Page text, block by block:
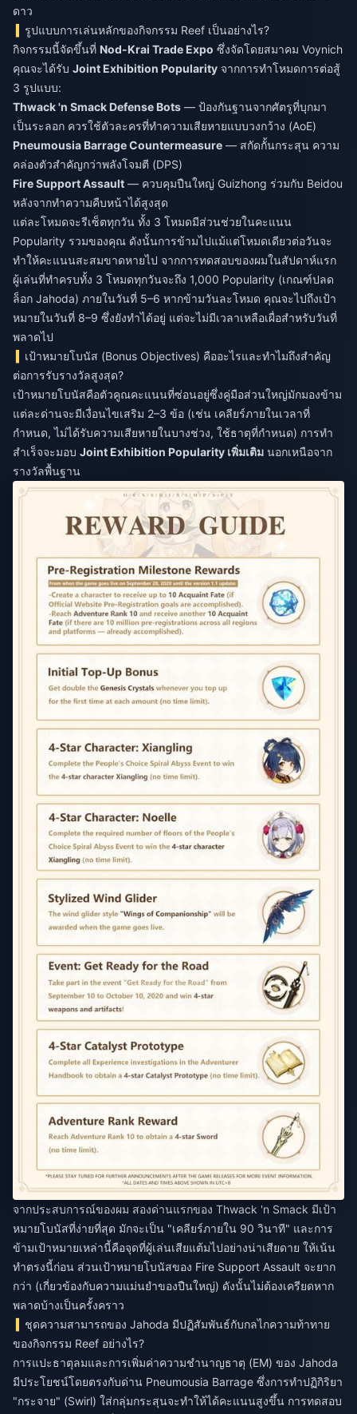
ดาว
รูปแบบการเล่นหลักของกิจกรรม Reef เป็นอย่างไร?
กิจกรรมนี้จัดขึ้นที่ Nod-Krai Trade Expo ซึ่งจัดโดยสมาคม Voynich
คุณจะได้รับ Joint Exhibition Popularity จากการทำโหมดการต่อสู้
3 รูปแบบ:
Thwack 'n Smack Defense Bots — ป้องกันฐานจากศัตรูที่บุกมา
เป็นระลอก ควรใช้ตัวละครที่ทำความเสียหายแบบวงกว้าง (AoE)
Pneumousia Barrage Countermeasure — สกัดกั้นกระสุน ความ
คล่องตัวสำคัญกว่าพลังโจมตี (DPS)
Fire Support Assault — ควบคุมปืนใหญ่ Guizhong ร่วมกับ Beidou
หลังจากทำความคืบหน้าได้สูงสุด
แต่ละโหมดจะรีเซ็ตทุกวัน ทั้ง 3 โหมดมีส่วนช่วยในคะแนน
Popularity รวมของคุณ ดังนั้นการข้ามไปแม้แต่โหมดเดียวต่อวันจะ
ทำให้คะแนนสะสมขาดหายไป จากการทดสอบของผมในสัปดาห์แรก
ผู้เล่นที่ทำครบทั้ง 3 โหมดทุกวันจะถึง 1,000 Popularity (เกณฑ์ปลด
ล็อก Jahoda) ภายในวันที่ 5–6 หากข้ามวันละโหมด คุณจะไปถึงเป้า
หมายในวันที่ 8–9 ซึ่งยังทำได้อยู่ แต่จะไม่มีเวลาเหลือเผื่อสำหรับวันที่
พลาดไป
เป้าหมายโบนัส (Bonus Objectives) คืออะไรและทำไมถึงสำคัญ
ต่อการรับรางวัลสูงสุด?
เป้าหมายโบนัสคือตัวคูณคะแนนที่ซ่อนอยู่ซึ่งคู่มือส่วนใหญ่มักมองข้าม
แต่ละด่านจะมีเงื่อนไขเสริม 2–3 ข้อ (เช่น เคลียร์ภายในเวลาที่
กำหนด, ไม่ได้รับความเสียหายในบางช่วง, ใช้ธาตุที่กำหนด) การทำ
สำเร็จจะมอบ Joint Exhibition Popularity เพิ่มเติม นอกเหนือจาก
รางวัลพื้นฐาน
จากประสบการณ์ของผม สองด่านแรกของ Thwack 'n Smack มีเป้า
หมายโบนัสที่ง่ายที่สุด มักจะเป็น "เคลียร์ภายใน 90 วินาที" และการ
ข้ามเป้าหมายเหล่านี้คือจุดที่ผู้เล่นเสียแต้มไปอย่างน่าเสียดาย ให้เน้น
ทำตรงนี้ก่อน ส่วนเป้าหมายโบนัสของ Fire Support Assault จะยาก
กว่า (เกี่ยวข้องกับความแม่นยำของปืนใหญ่) ดังนั้นไม่ต้องเครียดหาก
พลาดบ้างเป็นครั้งคราว
ชุดความสามารถของ Jahoda มีปฏิสัมพันธ์กับกลไกความท้าทาย
ของกิจกรรม Reef อย่างไร?
การแปะธาตุลมและการเพิ่มค่าความชำนาญธาตุ (EM) ของ Jahoda
มีประโยชน์โดยตรงกับด่าน Pneumousia Barrage ซึ่งการทำปฏิกิริยา
"กระจาย" (Swirl) ใส่กลุ่มกระสุนจะทำให้ได้คะแนนสูงขึ้น การทดสอบ